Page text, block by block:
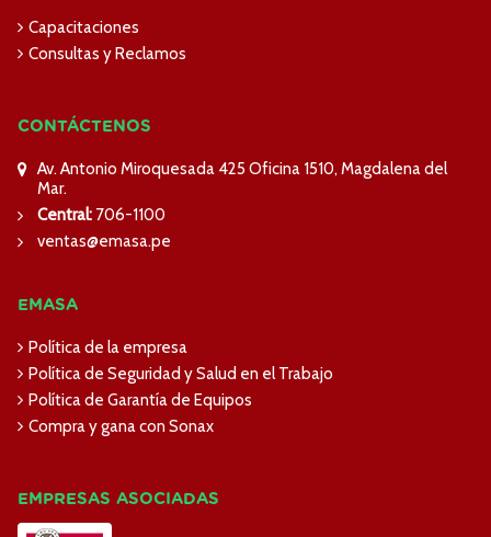
Capacitaciones
Consultas y Reclamos
CONTÁCTENOS
Av. Antonio Miroquesada 425 Oficina 1510, Magdalena del
Mar.
Central: 706-1100
ventas@emasa.pe
EMASA
Política de la empresa
Política de Seguridad y Salud en el Trabajo
Política de Garantía de Equipos
Compra y gana con Sonax
EMPRESAS ASOCIADAS